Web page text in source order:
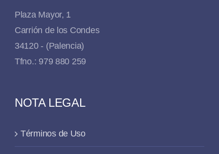
Plaza Mayor, 1
Carrión de los Condes
34120 - (Palencia)
Tfno.: 979 880 259
NOTA LEGAL
Términos de Uso